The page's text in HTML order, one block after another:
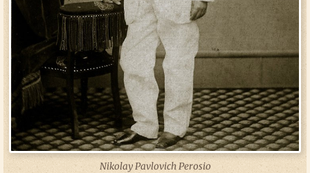
Nikolay Pavlovich Perosio